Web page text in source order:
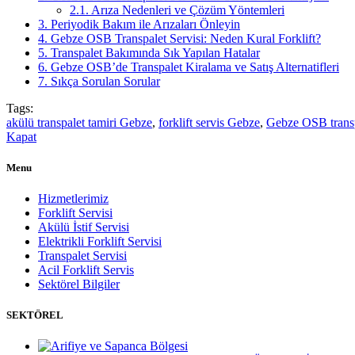
2.1. Arıza Nedenleri ve Çözüm Yöntemleri
3. Periyodik Bakım ile Arızaları Önleyin
4. Gebze OSB Transpalet Servisi: Neden Kural Forklift?
5. Transpalet Bakımında Sık Yapılan Hatalar
6. Gebze OSB’de Transpalet Kiralama ve Satış Alternatifleri
7. Sıkça Sorulan Sorular
Tags:
akülü transpalet tamiri Gebze, forklift servis Gebze, Gebze OSB
Kapat
Menu
Hizmetlerimiz
Forklift Servisi
Akülü İstif Servisi
Elektrikli Forklift Servisi
Transpalet Servisi
Acil Forklift Servis
Sektörel Bilgiler
SEKTÖREL